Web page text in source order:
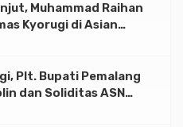
Muhammad Raihan
Kyorugi di Asian
Open 2026
Plt. Bupati Pemalang
dan Soliditas ASN
Publik